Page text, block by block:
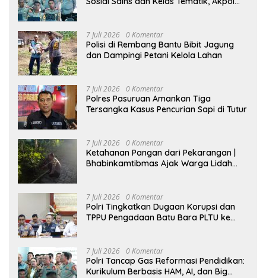
7 Juli 2026 0 Komentar
Polisi di Rembang Bantu Bibit Jagung
dan Dampingi Petani Kelola Lahan
7 Juli 2026 0 Komentar
Polres Pasuruan Amankan Tiga
Tersangka Kasus Pencurian Sapi di Tutur
7 Juli 2026 0 Komentar
Ketahanan Pangan dari Pekarangan |
Bhabinkamtibmas Ajak Warga Lidah
7 Juli 2026 0 Komentar
Polri Tingkatkan Dugaan Korupsi dan
TPPU Pengadaan Batu Bara PLTU ke
7 Juli 2026 0 Komentar
Polri Tancap Gas Reformasi Pendidikan:
Kurikulum Berbasis HAM, AI, dan Big